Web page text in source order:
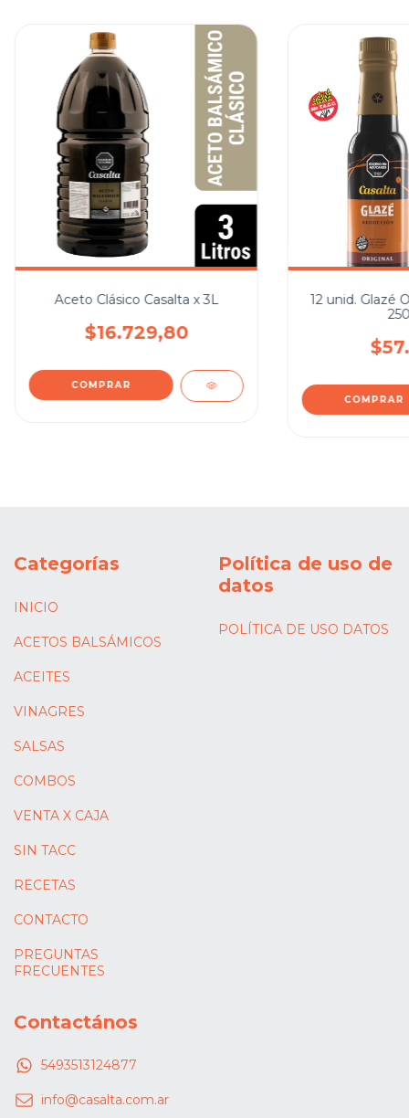
Aceto Clásico Casalta x 3L
$16.729,80
12 unid. Glazé
Categorías
INICIO
ACETOS BALSÁMICOS
ACEITES
VINAGRES
SALSAS
COMBOS
VENTA X CAJA
SIN TACC
RECETAS
CONTACTO
PREGUNTAS
FRECUENTES
Política de uso de
datos
POLÍTICA DE USO DATOS
Contactános
5493513124877
info@casalta.com.ar